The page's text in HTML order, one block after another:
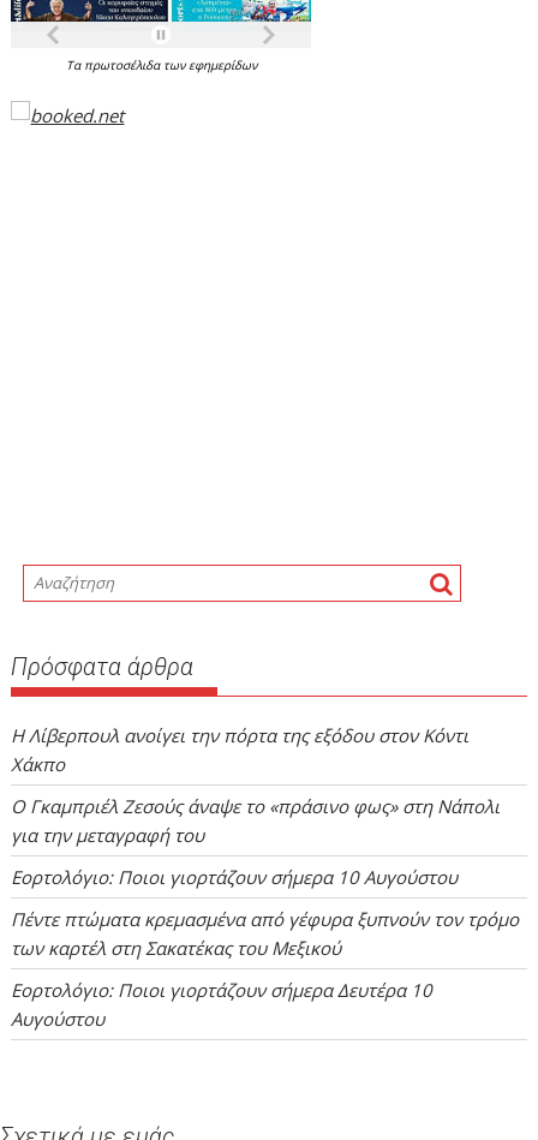
Τα πρωτοσέλιδα τωνεφημερίδων
Πρόσφατα άρθρα
H Λίβερπουλ ανοίγει την πόρτα της εξόδου στον Κόντι
Χάκπο
O Γκαμπριέλ Ζεσούς άναψε το «πράσινο φως» στη Νάπολι
για την μεταγραφή του
Εορτολόγιο: Ποιοι γιορτάζουν σήμερα 10 Αυγούστου
Πέντε πτώματα κρεμασμένα από γέφυρα ξυπνούν τον τρόμο
των καρτέλ στη Σακατέκας του Μεξικού
Εορτολόγιο: Ποιοι γιορτάζουν σήμερα Δευτέρα 10
Αυγούστου